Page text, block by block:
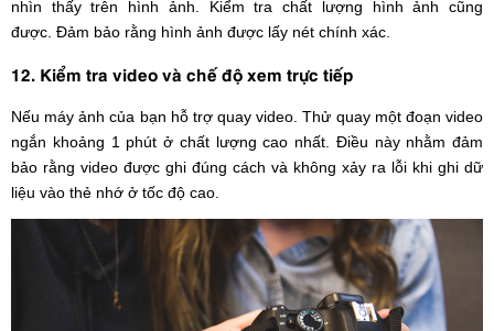
nhìn thấy trên hình ảnh. Kiểm tra chất lượng hình ảnh cũng
được. Đảm bảo rằng hình ảnh được lấy nét chính xác.
12. Kiểm tra video và chế độ xem trực tiếp
Nếu máy ảnh của bạn hỗ trợ quay video. Thử quay một đoạn video
ngắn khoảng 1 phút ở chất lượng cao nhất. Điều này nhằm đảm
bảo rằng video được ghi đúng cách và không xảy ra lỗi khi ghi dữ
liệu vào thẻ nhớ ở tốc độ cao.